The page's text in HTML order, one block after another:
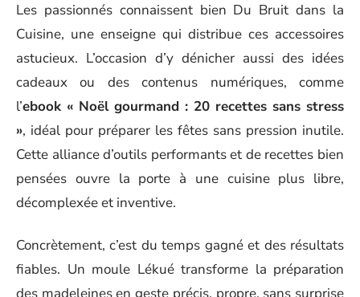
Les passionnés connaissent bien Du Bruit dans la
Cuisine, une enseigne qui distribue ces accessoires
astucieux. L’occasion d’y dénicher aussi des idées
cadeaux ou des contenus numériques, comme
l’ebook « Noël gourmand : 20 recettes sans stress
», idéal pour préparer les fêtes sans pression inutile.
Cette alliance d’outils performants et de recettes bien
pensées ouvre la porte à une cuisine plus libre,
décomplexée et inventive.
Concrètement, c’est du temps gagné et des résultats
fiables. Un moule Lékué transforme la préparation
des madeleines en geste précis, propre, sans surprise